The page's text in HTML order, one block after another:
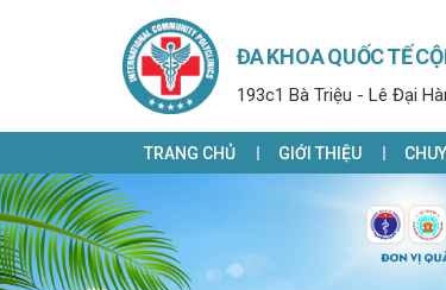
ĐA KHOA QUỐC TẾ
193c1 Bà Triệu - Lê Đại
TRANG CHỦ GIỚI THIỆU